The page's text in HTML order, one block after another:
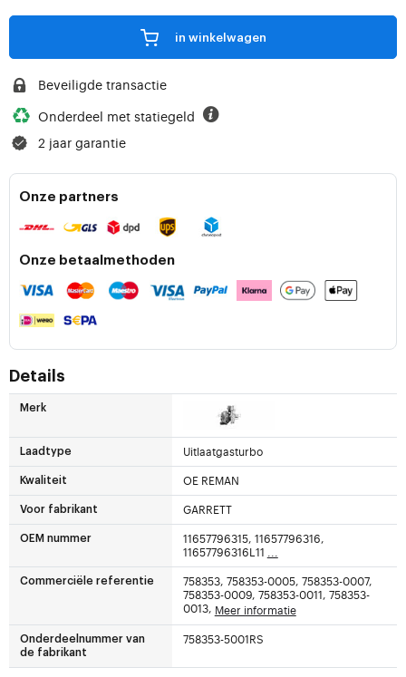
in winkelwagen
Beveiligde transactie
Onderdeel met statiegeld
2 jaar garantie
Onze partners
Onze betaalmethoden
Details
Merk
Laadtype Uitlaatgasturbo
Kwaliteit OE REMAN
Voor fabrikant GARRETT
OEM nummer
11657796315, 11657796316,
11657796316L11 ...
Commerciële referentie
758353, 758353-0005, 758353-0007,
758353-0009, 758353-0011, 758353-
0013, Meer informatie
Onderdeelnummer van
de fabrikant
758353-5001RS